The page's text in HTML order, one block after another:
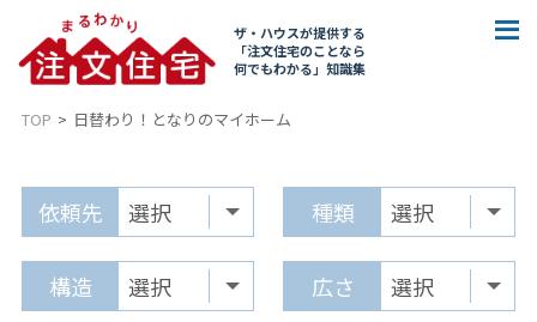
ザ・ハウスが提供する
「注文住宅のことなら
何でもわかる」知識集
TOP 日替わり！となりのマイホーム
依頼先 種類
構造 広さ